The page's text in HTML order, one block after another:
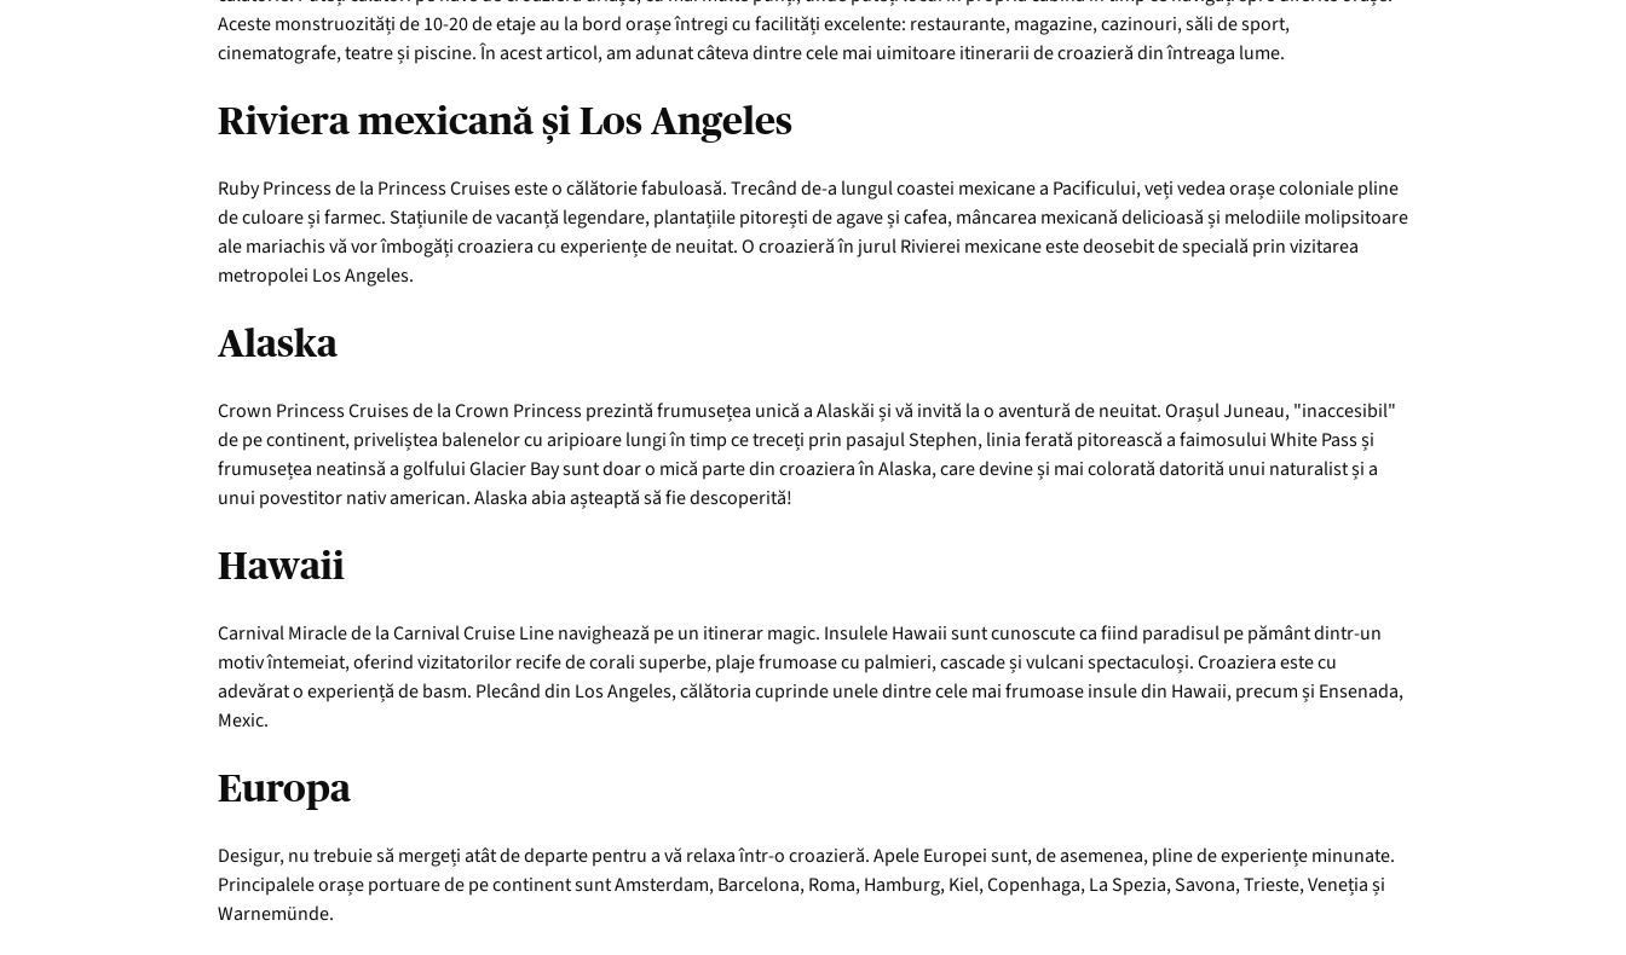
Aceste monstruozități de 10-20 de etaje au la bord orașe întregi cu facilități excelente: restaurante, magazine, cazinouri, săli de sport,
cinematografe, teatre și piscine. În acest articol, am adunat câteva dintre cele mai uimitoare itinerarii de croazieră din întreaga lume.
Riviera mexicană și Los Angeles
Ruby Princess de la Princess Cruises este o călătorie fabuloasă. Trecând de-a lungul coastei mexicane a Pacificului, veți vedea orașe coloniale pline
de culoare și farmec. Stațiunile de vacanță legendare, plantațiile pitorești de agave și cafea, mâncarea mexicană delicioasă și melodiile molipsitoare
ale mariachis vă vor îmbogăți croaziera cu experiențe de neuitat. O croazieră în jurul Rivierei mexicane este deosebit de specială prin vizitarea
metropolei Los Angeles.
Alaska
Crown Princess Cruises de la Crown Princess prezintă frumusețea unică a Alaskăi și vă invită la o aventură de neuitat. Orașul Juneau, "inaccesibil"
de pe continent, priveliștea balenelor cu aripioare lungi în timp ce treceți prin pasajul Stephen, linia ferată pitorească a faimosului White Pass și
frumusețea neatinsă a golfului Glacier Bay sunt doar o mică parte din croaziera în Alaska, care devine și mai colorată datorită unui naturalist și a
unui povestitor nativ american. Alaska abia așteaptă să fie descoperită!
Hawaii
Carnival Miracle de la Carnival Cruise Line navighează pe un itinerar magic. Insulele Hawaii sunt cunoscute ca fiind paradisul pe pământ dintr-un
motiv întemeiat, oferind vizitatorilor recife de corali superbe, plaje frumoase cu palmieri, cascade și vulcani spectaculoși. Croaziera este cu
adevărat o experiență de basm. Plecând din Los Angeles, călătoria cuprinde unele dintre cele mai frumoase insule din Hawaii, precum și Ensenada,
Mexic.
Europa
Desigur, nu trebuie să mergeți atât de departe pentru a vă relaxa într-o croazieră. Apele Europei sunt, de asemenea, pline de experiențe minunate.
Principalele orașe portuare de pe continent sunt Amsterdam, Barcelona, Roma, Hamburg, Kiel, Copenhaga, La Spezia, Savona, Trieste, Veneția și
Warnemünde.